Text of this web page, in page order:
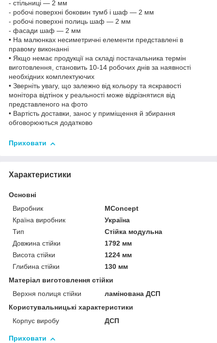
- стільниці — 2 мм
- робочі поверхні боковин тумб і шаф — 2 мм
- робочі поверхні полиць шаф — 2 мм
- фасади шаф — 2 мм
• На малюнках несиметричні елементи представлені в
правому виконанні
• Якщо немає продукції на складі постачальника термін
виготовлення, становить 10-14 робочих днів за наявності
необхідних комплектуючих
• Зверніть увагу, що залежно від кольору та яскравості
монітора відтінок у реальності може відрізнятися від
представленого на фото
• Вартість доставки, занос у приміщення й збирання
обговорюються додатково
Приховати
Характеристики
Основні
Виробник
MConcept
Країна виробник
Україна
Тип
Стійка модульна
Довжина стійки
1792 мм
Висота стійки
1224 мм
Глибина стійки
130 мм
Матеріал виготовлення стійки
Верхня полиця стійки
ламінована ДСП
Користувальницькі характеристики
Корпус виробу
ДСП
Приховати